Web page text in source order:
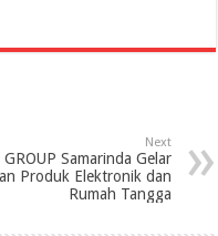
Next
GROUP Samarinda Gelar
Produk Elektronik dan
Rumah Tangga